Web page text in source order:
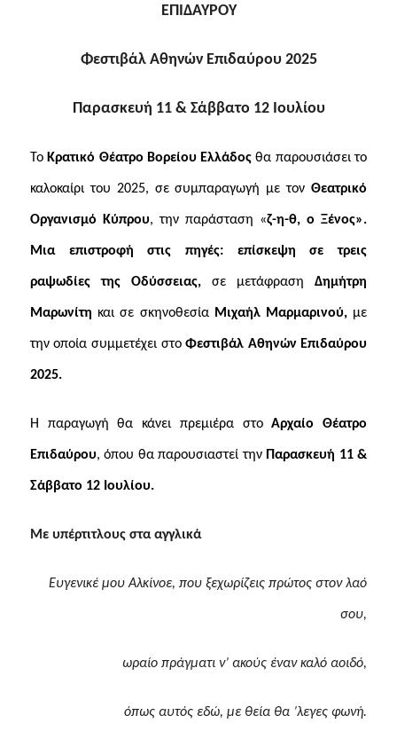
ΕΠΙΔΑΥΡΟΥ
Φεστιβάλ Αθηνών Επιδαύρου 2025
Παρασκευή 11 & Σάββατο 12 Ιουλίου
ΤοΚρατικό Θέατρο Βορείου Ελλάδος θα παρουσιάσει το
καλοκαίρι του 2025, σε συμπαραγωγή με τον Θεατρικό
Οργανισμό Κύπρου, την παράσταση «ζ-η-θ, ο Ξένος».
Μια επιστροφή στις πηγές: επίσκεψη σε τρεις
ραψωδίες της Οδύσσειας, σε μετάφρασηΔημήτρη
Μαρωνίτη και σε σκηνοθεσία Μιχαήλ Μαρμαρινού,με
την οποία συμμετέχει στοΦεστιβάλ Αθηνών Επιδαύρου
2025.
Η παραγωγή θα κάνει πρεμιέρα στοΑρχαίο Θέατρο
Επιδαύρου, όπου θα παρουσιαστεί τηνΠαρασκευή 11 &
Σάββατο 12 Ιουλίου.
Με υπέρτιτλους στα αγγλικά
Ευγενικέ μου Αλκίνοε, που ξεχωρίζεις πρώτος στον λαό
σου,
ωραίο πράγματι ν’ ακούς έναν καλό αοιδό,
όπως αυτός εδώ, με θεία θα ’λεγες φωνή.